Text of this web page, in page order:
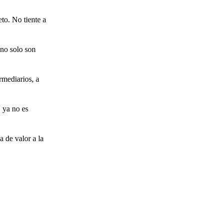
No tiente a
solo son
a
no es
de valor a la